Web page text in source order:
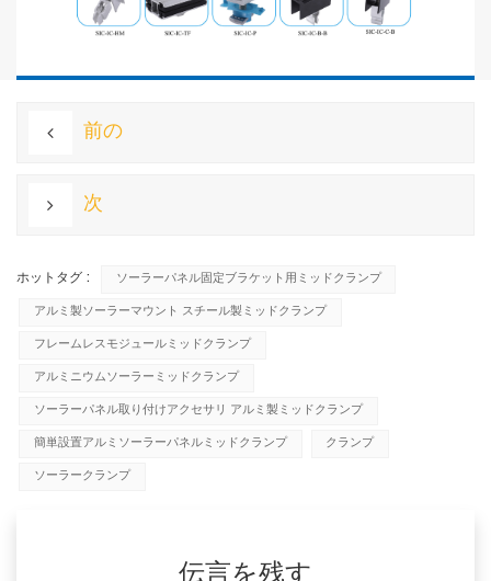
前の
次
ホットタグ : ソーラーパネル固定ブラケット用ミッドクランプ
アルミ製ソーラーマウント スチール製ミッドクランプ
フレームレスモジュールミッドクランプ
アルミニウムソーラーミッドクランプ
ソーラーパネル取り付けアクセサリ アルミ製ミッドクランプ
簡単設置アルミソーラーパネルミッドクランプ クランプ
ソーラークランプ
伝言を残す